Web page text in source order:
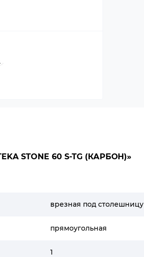
STONE 60 S-TG (КАРБОН)»
врезная под столешницу
прямоугольная
1